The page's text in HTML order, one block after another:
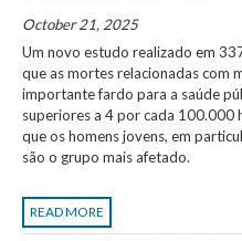
October 21, 2025
Um novo estudo realizado em
que as mortes relacionadas com
importante fardo para a saúde
superiores a 4 por cada 100.000
que os homens jovens, em
são o grupo mais afetado.
READ MORE